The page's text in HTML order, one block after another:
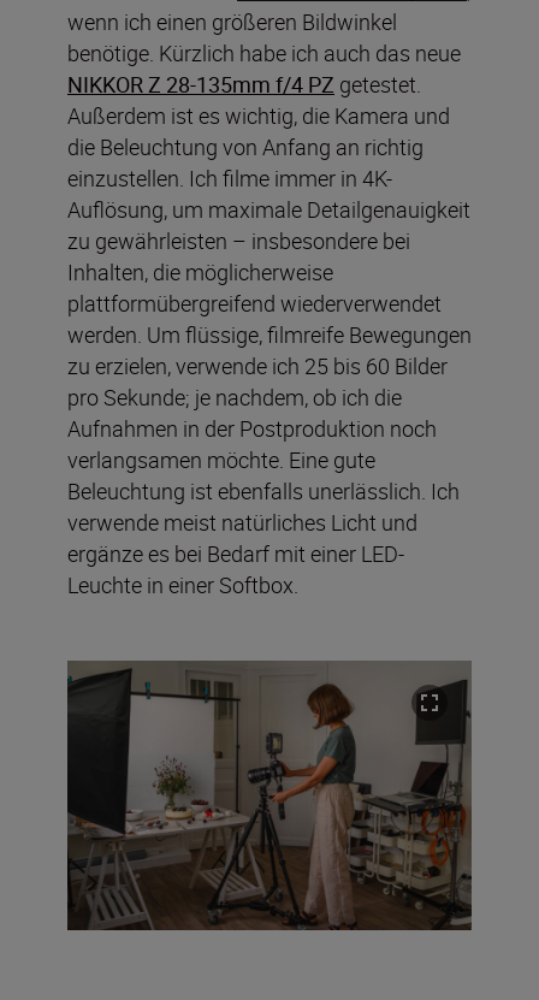
wenn ich einen größeren Bildwinkel
benötige. Kürzlich habe ich auch das neue
NIKKOR Z 28-135mm f/4 PZ getestet.
Außerdem ist es wichtig, die Kamera und
die Beleuchtung von Anfang an richtig
einzustellen. Ich filme immer in 4K-
Auflösung, um maximale Detailgenauigkeit
zu gewährleisten – insbesondere bei
Inhalten, die möglicherweise
plattformübergreifend wiederverwendet
werden. Um flüssige, filmreife Bewegungen
zu erzielen, verwende ich 25 bis 60 Bilder
pro Sekunde; je nachdem, ob ich die
Aufnahmen in der Postproduktion noch
verlangsamen möchte. Eine gute
Beleuchtung ist ebenfalls unerlässlich. Ich
verwende meist natürliches Licht und
ergänze es bei Bedarf mit einer LED-
Leuchte in einer Softbox.